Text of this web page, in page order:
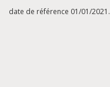
date de référence 01/01/2021.